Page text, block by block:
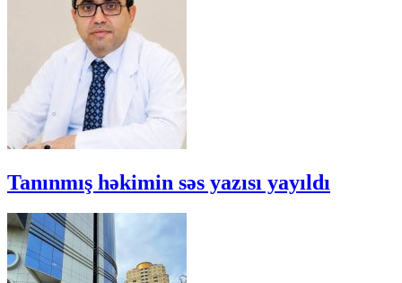
Tanınmış həkimin səs yazısı yayıldı